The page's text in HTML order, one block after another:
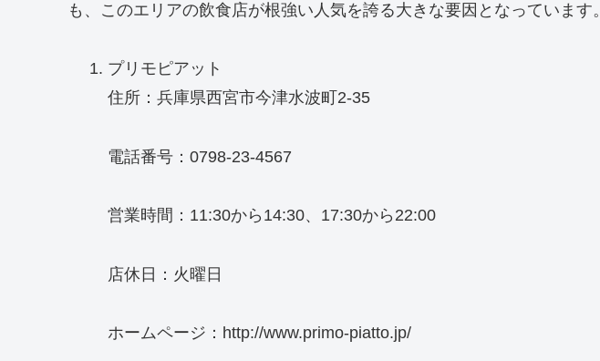
も、このエリアの飲食店が根強い人気を誇る大きな要因となっています。
プリモピアット
住所：兵庫県西宮市今津水波町2-35
電話番号：0798-23-4567
営業時間：11:30から14:30、17:30から22:00
店休日：火曜日
ホームページ：http://www.primo-piatto.jp/